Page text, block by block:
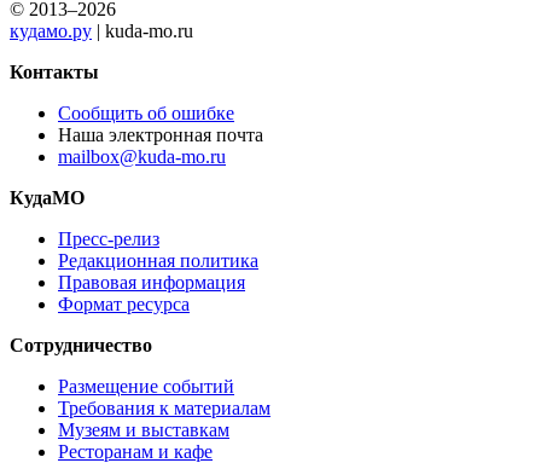
© 2013–2026
кудамо.ру | kuda-mo.ru
Контакты
Сообщить об ошибке
Наша электронная почта
mailbox@kuda-mo.ru
КудаМО
Пресс-релиз
Редакционная политика
Правовая информация
Формат ресурса
Сотрудничество
Размещение событий
Требования к материалам
Музеям и выставкам
Ресторанам и кафе